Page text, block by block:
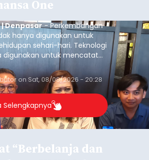
One
Denpasar- Perkembangan
hanya digunakan untuk
sehari-hari. Teknologi
digunakan untuk mencatat
base alumni dari suatu
adalah alumni SMA 1
onSat, 08/08/2026 - 20:28
Selengkapnya
“Berbelanja dan